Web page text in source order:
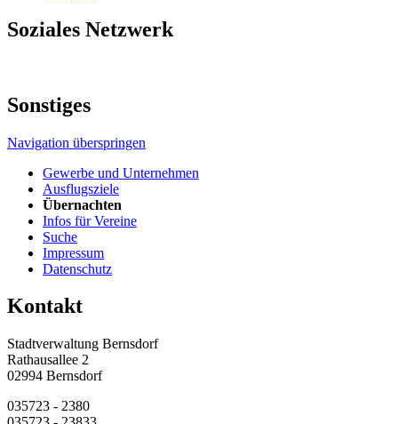
Soziales Netzwerk
Sonstiges
Navigation überspringen
Gewerbe und Unternehmen
Ausflugsziele
Übernachten
Infos für Vereine
Suche
Impressum
Datenschutz
Kontakt
Stadtverwaltung Bernsdorf
Rathausallee 2
02994 Bernsdorf
035723 - 2380